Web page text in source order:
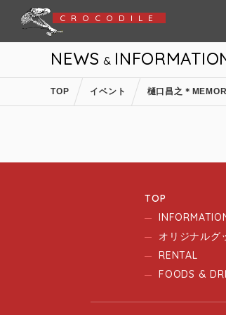
CROCODILE
NEWS &
TOP イベント 樋口昌之＊
TOP
オリジナルグ
RENTAL
FOODS &